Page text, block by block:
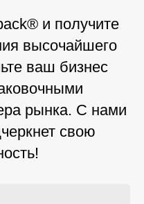
и получите
высочайшего
ваш бизнес
рынка. С нами
свою